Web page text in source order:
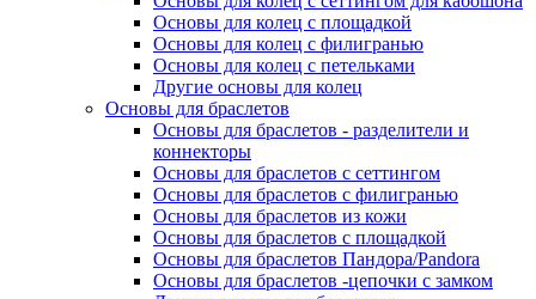
Основы для колец с площадкой
Основы для колец с филигранью
Основы для колец с петельками
Другие основы для колец
Основы для браслетов
Основы для браслетов - разделители и
коннекторы
Основы для браслетов с сеттингом
Основы для браслетов с филигранью
Основы для браслетов из кожи
Основы для браслетов с площадкой
Основы для браслетов Пандора/Pandora
Основы для браслетов -цепочки с замком